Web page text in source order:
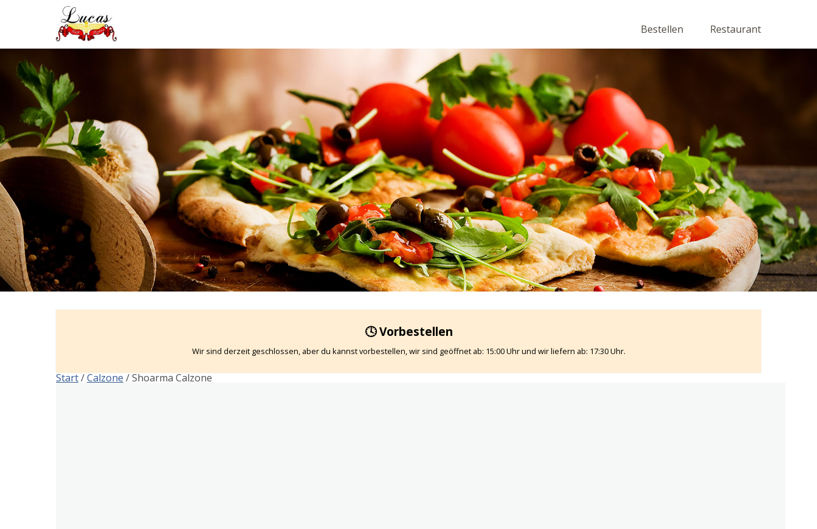
Bestellen Restaurant
🕓 Vorbestellen
Wir sind derzeit geschlossen, aber du kannst vorbestellen, wir sind geöffnet ab: 15:00 Uhr und wir liefern ab: 17:30 Uhr.
Start/Calzone / Shoarma Calzone